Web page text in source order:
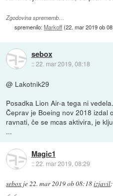
Zgodovina sprememb…
spremenilo:Markoff(22. mar 2019 ob
sebox
::22. mar 2019, 08:18
@ Lakotnik29
Posadka Lion Air-a tega ni vedela.
Čeprav je Boeing nov 2018 izdal
ravnati, če se mcas aktivira, je
...
Magic1
::22. mar 2019, 08:29
sebox je22. mar 2019 ob 08:18izjavil: